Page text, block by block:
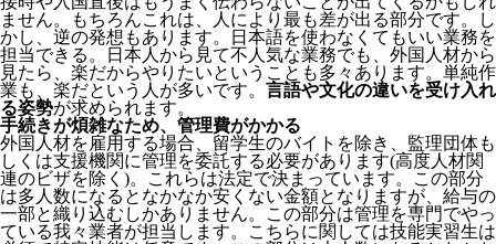
ません。
もちろんこれは、人により最も差が出る部分です。し
かし、逆の発想もあります。日本語を使わなくてもいい業務を
担当できる。日本人から見て不人気な業務でも、外国人材から
見たら、楽だからやりたいということも多々あります。単純作
業も、楽だという人が多いです。 言語や文化の違いを受け入れ
る姿勢が求められます。
手続きが煩雑なため、管理費がかかる
外国人材を雇用する場合、留学生のバイトを除き、 監理団体も
しくは支援機関に管理を委託する必要があります(高度人材関
連のビザを除く)。これらは法定で決まっています。この部分
は多人数になるとなかなか安くない金額となりますが、給与の
一部と織り込むしかありません。この部分は管理を専門でやっ
ている我々業者が担当します。こちらに関しては技能実習生は